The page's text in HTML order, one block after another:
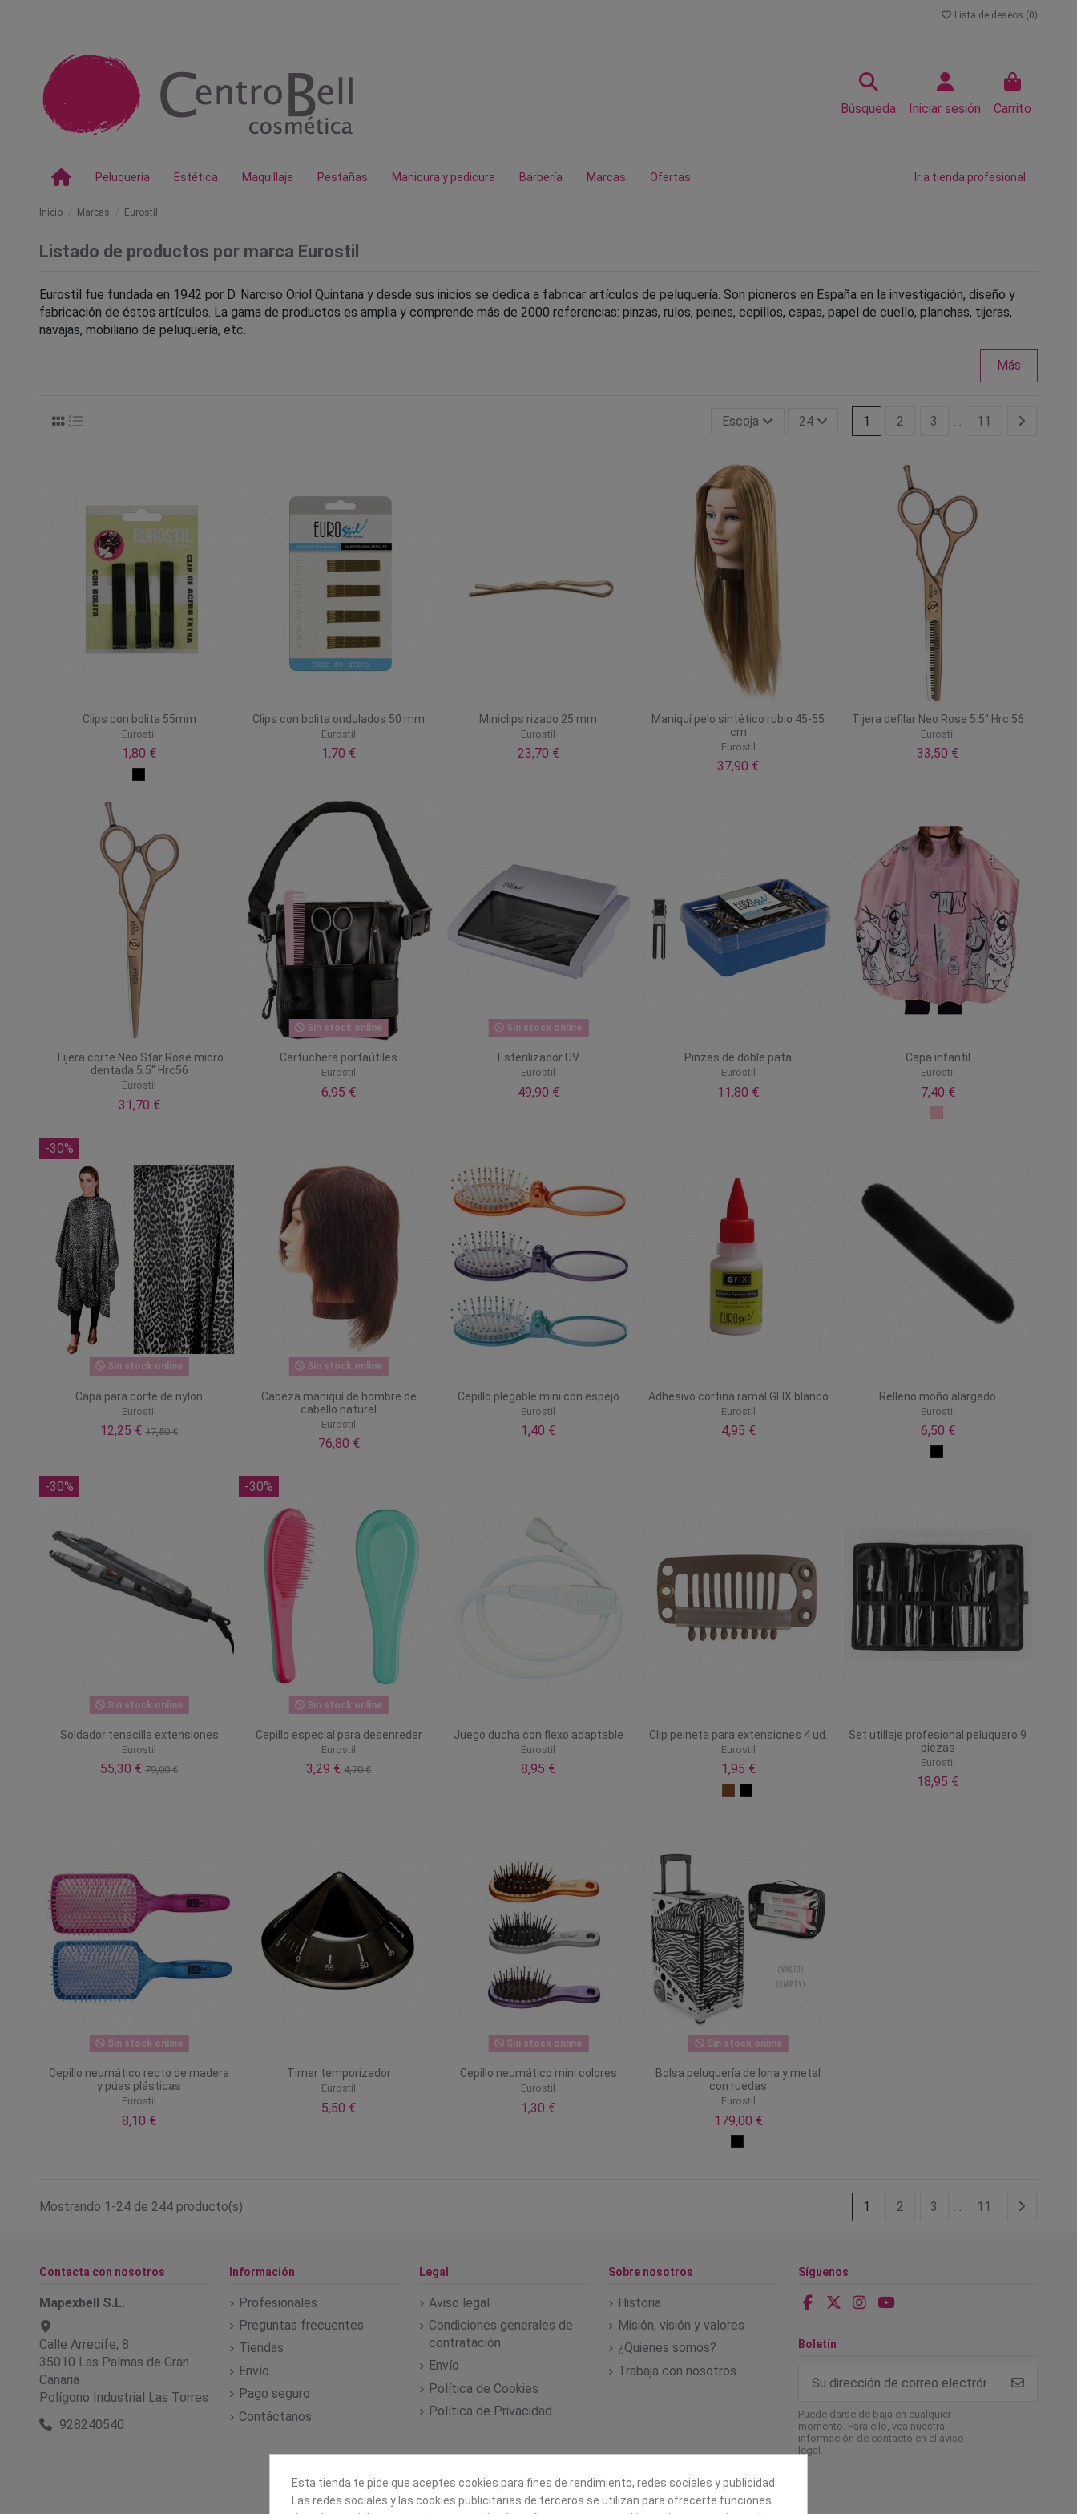
Lista de deseos (0)
Búsqueda Iniciar sesión Carrito
Peluquería Estética Maquillaje Pestañas Manicura y pedicura Barbería Marcas Ofertas Ir a tienda profesional
Inicio Marcas Eurostil
Listado de productos por marca Eurostil
Eurostil fue fundada en 1942 por D. Narciso Oriol Quintana y desde sus inicios se dedica a fabricar artículos de peluquería. Son pioneros en España en la investigación, diseño y
fabricación de éstos artículos. La gama de productos es amplia y comprende más de 2000 referencias: pinzas, rulos, peines, cepillos, capas, papel de cuello, planchas, tijeras,
navajas, mobiliario de peluquería, etc.
Más
Escoja 24 1 2 3 11
Clips con bolita 55mm
Eurostil
1,80 €
Clips con bolita ondulados 50 mm
Eurostil
1,70 €
Miniclips rizado 25 mm
Eurostil
23,70 €
Maniquí pelo sintético rubio 45-55
cm
Eurostil
37,90 €
Tijera defilar Neo Rose 5.5'' Hrc 56
Eurostil
33,50 €
Tijera corte Neo Star Rose micro
dentada 5.5'' Hrc56
Eurostil
31,70 €
Sin stock online
Cartuchera portaútiles
Eurostil
6,95 €
Sin stock online
Esterilizador UV
Eurostil
49,90 €
Pinzas de doble pata
Eurostil
11,80 €
Capa infantil
Eurostil
7,40 €
-30%
Sin stock online
Capa para corte de nylon
Eurostil
12,25 €17,50 €
Sin stock online
Cabeza maniquí de hombre de
cabello natural
Eurostil
76,80 €
Cepillo plegable mini con espejo
Eurostil
1,40 €
Adhesivo cortina ramal GFIX blanco
Eurostil
4,95 €
Relleno moño alargado
Eurostil
6,50 €
-30%
Sin stock online
Soldador tenacilla extensiones
Eurostil
55,30 €79,00 €
-30%
Sin stock online
Cepillo especial para desenredar
Eurostil
3,29 €4,70 €
Juego ducha con flexo adaptable
Eurostil
8,95 €
Clip peineta para extensiones 4 ud.
Eurostil
1,95 €
Set utillaje profesional peluquero 9
piezas
Eurostil
18,95 €
Sin stock online
Cepillo neumático recto de madera
y púas plásticas
Eurostil
8,10 €
Timer temporizador
Eurostil
5,50 €
Sin stock online
Cepillo neumático mini colores
Eurostil
1,30 €
Sin stock online
Bolsa peluquería de lona y metal
con ruedas
Eurostil
179,00 €
Mostrando 1-24 de 244 producto(s) 1 2 3 … 11
Contacta con nosotros
Mapexbell S.L.
Calle Arrecife, 8
35010 Las Palmas de Gran
Canaria
Polígono Industrial Las Torres
928240540
Información
Profesionales
Preguntas frecuentes
Tiendas
Envío
Pago seguro
Contáctanos
Legal
Aviso legal
Condiciones generales de
contratación
Envío
Política de Cookies
Política de Privacidad
Sobre nosotros
Historia
Misión, visión y valores
¿Quienes somos?
Trabaja con nosotros
Síguenos
Boletín
Puede darse de baja en cualquier
momento. Para ello, vea nuestra
información de contacto en el aviso
legal.
Esta tienda te pide que aceptes cookies para fines de rendimiento, redes sociales y publicidad.
Las redes sociales y las cookies publicitarias de terceros se utilizan para ofrecerte funciones